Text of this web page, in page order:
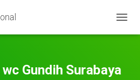
O
Gundih Surabaya